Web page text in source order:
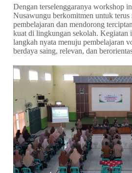
Dengan terselenggaranya workshop
Nusawungu berkomitmen untuk terus
pembelajaran dan mendorong
kuat di lingkungan sekolah. Kegiatan
langkah nyata menuju pembelajaran
berdaya saing, relevan, dan